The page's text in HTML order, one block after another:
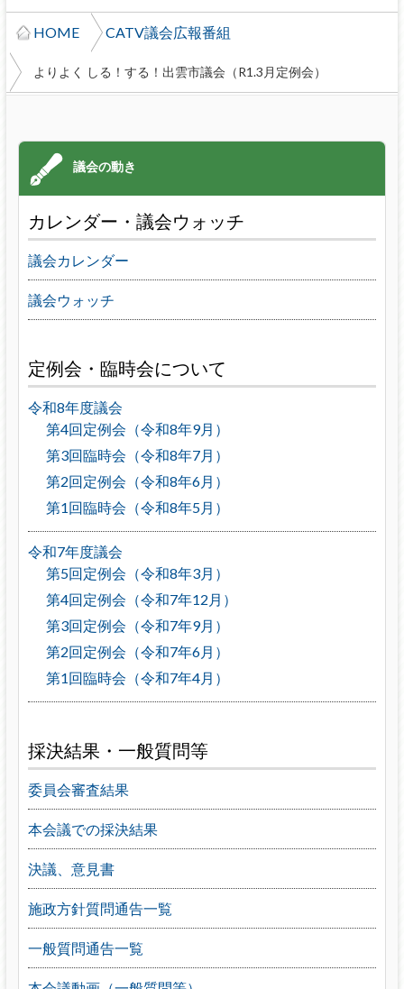
HOME CATV議会広報番組
よりよく しる！する！出雲市議会（R1.3月定例会）
カレンダー・議会ウォッチ
議会カレンダー
議会ウォッチ
定例会・臨時会について
令和8年度議会
第4回定例会（令和8年9月）
第3回臨時会（令和8年7月）
第2回定例会（令和8年6月）
第1回臨時会（令和8年5月）
令和7年度議会
第5回定例会（令和8年3月）
第4回定例会（令和7年12月）
第3回定例会（令和7年9月）
第2回定例会（令和7年6月）
第1回臨時会（令和7年4月）
採決結果・一般質問等
委員会審査結果
本会議での採決結果
決議、意見書
施政方針質問通告一覧
一般質問通告一覧